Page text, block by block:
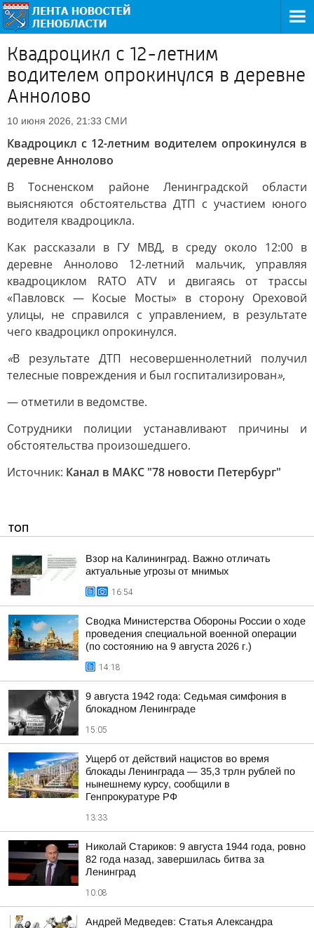
Квадроцикл с 12-летним
водителем опрокинулся в деревне
Аннолово
10 июня 2026, 21:33 СМИ
Квадроцикл с 12-летним водителем опрокинулся в
деревне Аннолово
В Тосненском районе Ленинградской области
выясняются обстоятельства ДТП с участием юного
водителя квадроцикла.
Как рассказали в ГУ МВД, в среду около 12:00 в
деревне Аннолово 12-летний мальчик, управляя
квадроциклом RATO ATV и двигаясь от трассы
«Павловск — Косые Мосты» в сторону Ореховой
улицы, не справился с управлением, в результате
чего квадроцикл опрокинулся.
«В результате ДТП несовершеннолетний получил
телесные повреждения и был госпитализирован»,
— отметили в ведомстве.
Сотрудники полиции устанавливают причины и
обстоятельства произошедшего.
Источник: Канал в МАКС "78 новости Петербург"
ТОП
Взор на Калининград. Важно отличать
актуальные угрозы от мнимых
16:54
Сводка Министерства Обороны России о ходе
проведения специальной военной операции
(по состоянию на 9 августа 2026 г.)
14:18
9 августа 1942 года: Седьмая симфония в
блокадном Ленинграде
15:05
Ущерб от действий нацистов во время
блокады Ленинграда — 35,3 трлн рублей по
нынешнему курсу, сообщили в
Генпрокуратуре РФ
13:33
Николай Стариков: 9 августа 1944 года, ровно
82 года назад, завершилась битва за
Ленинград
10:08
Андрей Медведев: Статья Александра